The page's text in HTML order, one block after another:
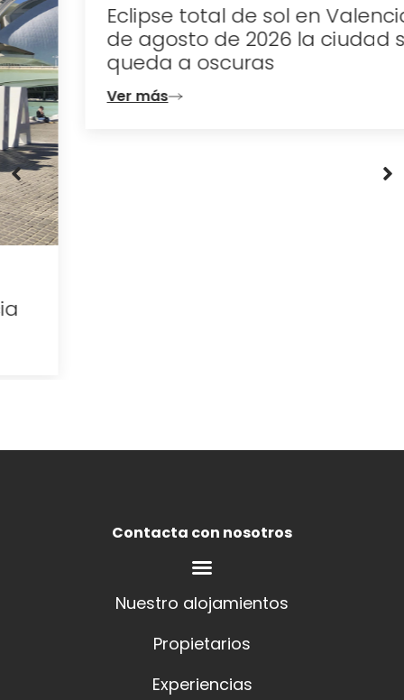
Eclipse total de sol en Valencia: el 12
de agosto de 2026 la ciudad se
queda a oscuras
Ver más